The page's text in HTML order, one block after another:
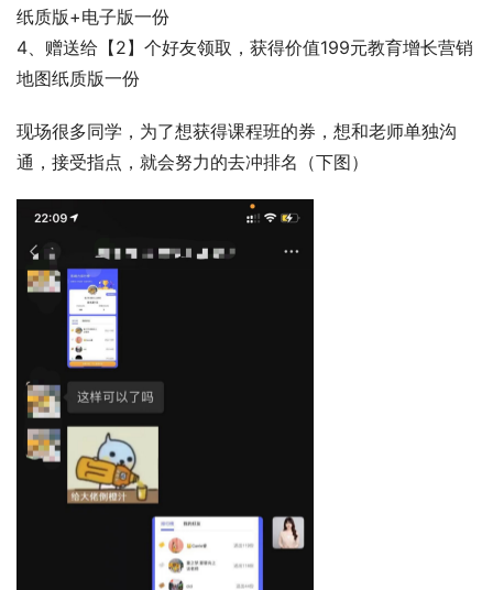
纸质版+电子版一份
4、赠送给【2】个好友领取，获得价值199元教育增长营销
地图纸质版一份
现场很多同学，为了想获得课程班的券，想和老师单独沟
通，接受指点，就会努力的去冲排名（下图）